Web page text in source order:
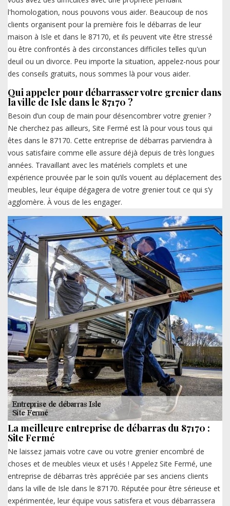
l'homologation, nous pouvons vous aider. Beaucoup de nos
clients organisent pour la première fois le débarras de leur
maison à Isle et dans le 87170, et ils peuvent vite être stressé
ou être confrontés à des circonstances difficiles telles qu'un
deuil ou un divorce. Peu importe la situation, appelez-nous pour
des conseils gratuits, nous sommes là pour vous aider.
Qui appeler pour débarrasser votre grenier dans
la ville de Isle dans le 87170 ?
Besoin d’un coup de main pour désencombrer votre grenier ?
Ne cherchez pas ailleurs, Site Fermé est là pour vous tous qui
êtes dans le 87170. Cette entreprise de débarras parviendra à
vous satisfaire comme elle assure déjà depuis de très longues
années. Travaillant avec les matériels complets et une
expérience prouvée par le soin qu’ils vouent au déplacement des
meubles, leur équipe dégagera de votre grenier tout ce qui s’y
agglomère. À vous de les engager.
La meilleure entreprise de débarras du 87170 :
Site Fermé
Ne laissez jamais votre cave ou votre grenier encombré de
choses et de meubles vieux et usés ! Appelez Site Fermé, une
entreprise de débarras très appréciée par ses anciens clients
dans la ville de Isle dans le 87170. Réputée pour être sérieuse et
expérimentée, leur équipe vous satisfera et vous débarrassera